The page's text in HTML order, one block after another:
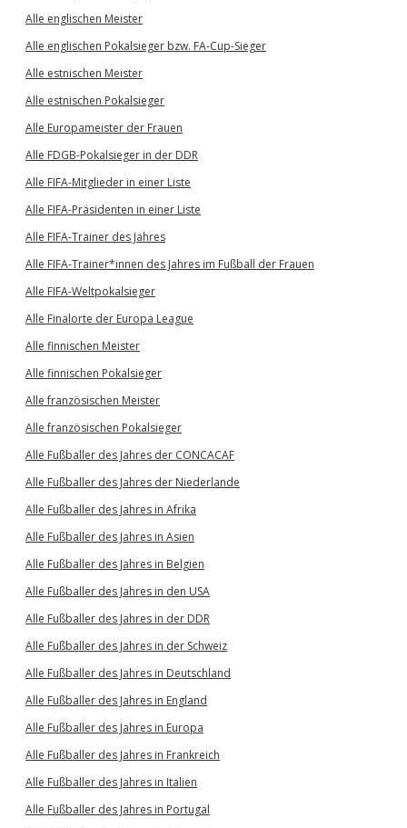
Alle englischen Meister
Alle englischen Pokalsieger bzw. FA-Cup-Sieger
Alle estnischen Meister
Alle estnischen Pokalsieger
Alle Europameister der Frauen
Alle FDGB-Pokalsieger in der DDR
Alle FIFA-Mitglieder in einer Liste
Alle FIFA-Präsidenten in einer Liste
Alle FIFA-Trainer des Jahres
Alle FIFA-Trainer*innen des Jahres im Fußball der Frauen
Alle FIFA-Weltpokalsieger
Alle Finalorte der Europa League
Alle finnischen Meister
Alle finnischen Pokalsieger
Alle französischen Meister
Alle französischen Pokalsieger
Alle Fußballer des Jahres der CONCACAF
Alle Fußballer des Jahres der Niederlande
Alle Fußballer des Jahres in Afrika
Alle Fußballer des Jahres in Asien
Alle Fußballer des Jahres in Belgien
Alle Fußballer des Jahres in den USA
Alle Fußballer des Jahres in der DDR
Alle Fußballer des Jahres in der Schweiz
Alle Fußballer des Jahres in Deutschland
Alle Fußballer des Jahres in England
Alle Fußballer des Jahres in Europa
Alle Fußballer des Jahres in Frankreich
Alle Fußballer des Jahres in Italien
Alle Fußballer des Jahres in Portugal